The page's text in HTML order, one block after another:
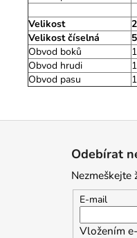
Velikost
Velikost číselná
Obvod boků
Obvod hrudi
Obvod pasu
Odebírat
Nezmeškejte
E-mail
Vložením